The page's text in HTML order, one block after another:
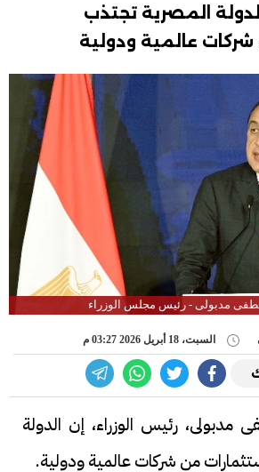
المصرية تجتذب
شركات عالمية ودولية
مدبولى - رئيس مجلس الوزراء
السبت، 18 أبريل 2026 03:27 م
مدبولى، رئيس الوزراء، إن الدولة
من شركات عالمية ودولية.